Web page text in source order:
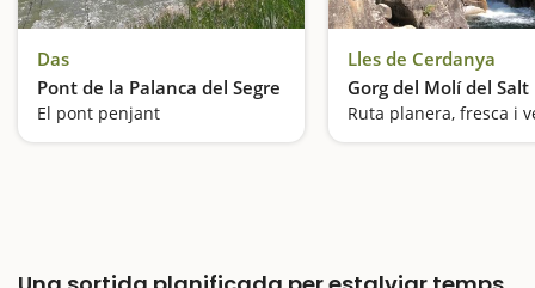
Das
Pont de la Palanca del Segre
El pont penjant
Lles de Cerdanya
Gorg del Molí del Salt